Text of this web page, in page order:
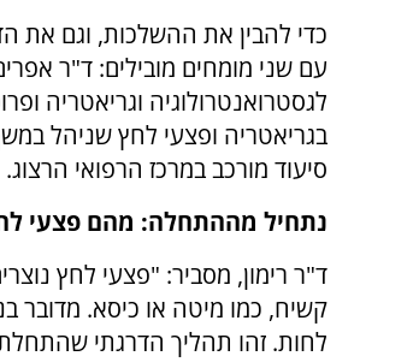
כדי להבין את ההשלכות, וגם את
עם שני מומחים מובילים: ד"ר
לגסטרואנטרולוגיה וגריאטריה
בגריאטריה ופצעי לחץ שניהל
סיעוד מורכב במרכז הרפואי הרצוג.
נתחיל מההתחלה: מהם פצעי
ד"ר רימון, מסביר: "פצעי לחץ
קשיח, כמו מיטה או כיסא. מדובר
לחות. זהו תהליך הדרגתי